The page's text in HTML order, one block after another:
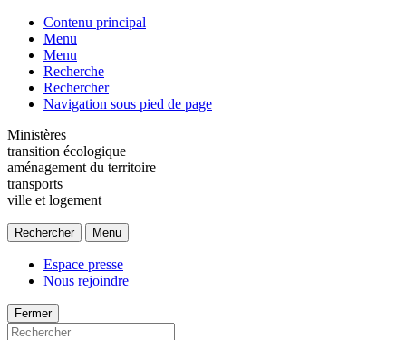
Contenu principal
Menu
Menu
Recherche
Rechercher
Navigation sous pied de page
Ministères
transition écologique
aménagement du territoire
transports
ville et logement
Rechercher Menu
Espace presse
Nous rejoindre
Fermer